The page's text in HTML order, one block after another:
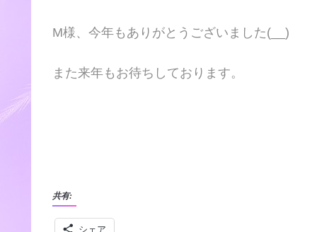
M様、今年もありがとうございました(__)
また来年もお待ちしております。
共有:
シェア